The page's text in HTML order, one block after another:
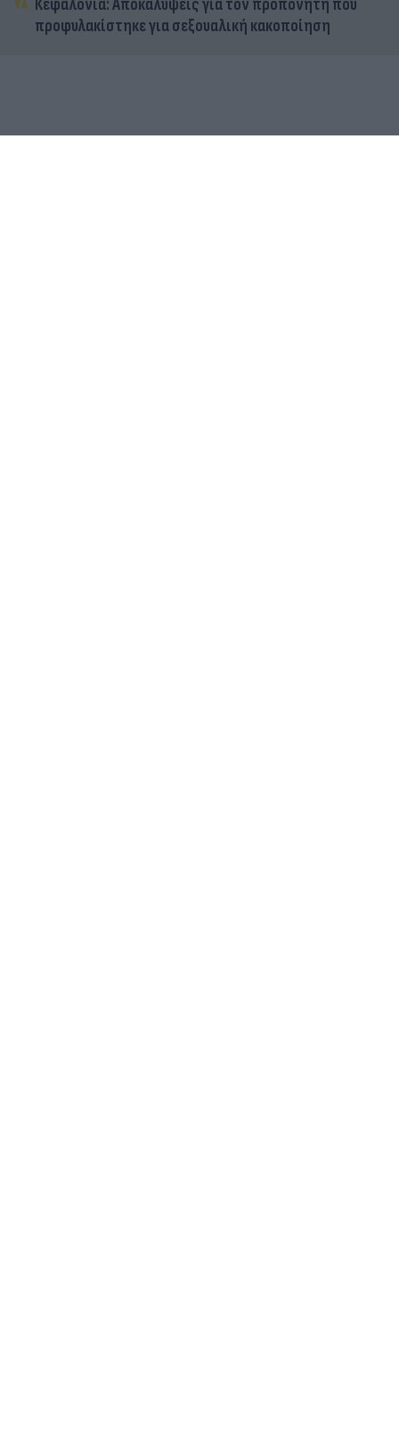
Κεφαλονιά: Αποκαλύψεις για τον προπονητή που
προφυλακίστηκε για σεξουαλική κακοποίηση